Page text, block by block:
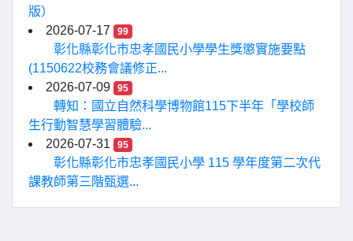
版）
2026-07-17
99
彰化縣彰化市忠孝國民小學學生獎懲實施要點
(1150622校務會議修正...
2026-07-09
95
轉知：國立自然科學博物館115下半年「學校師
生行動智慧學習體驗...
2026-07-31
95
彰化縣彰化市忠孝國民小學 115 學年度第二次代
課教師第三階甄選...